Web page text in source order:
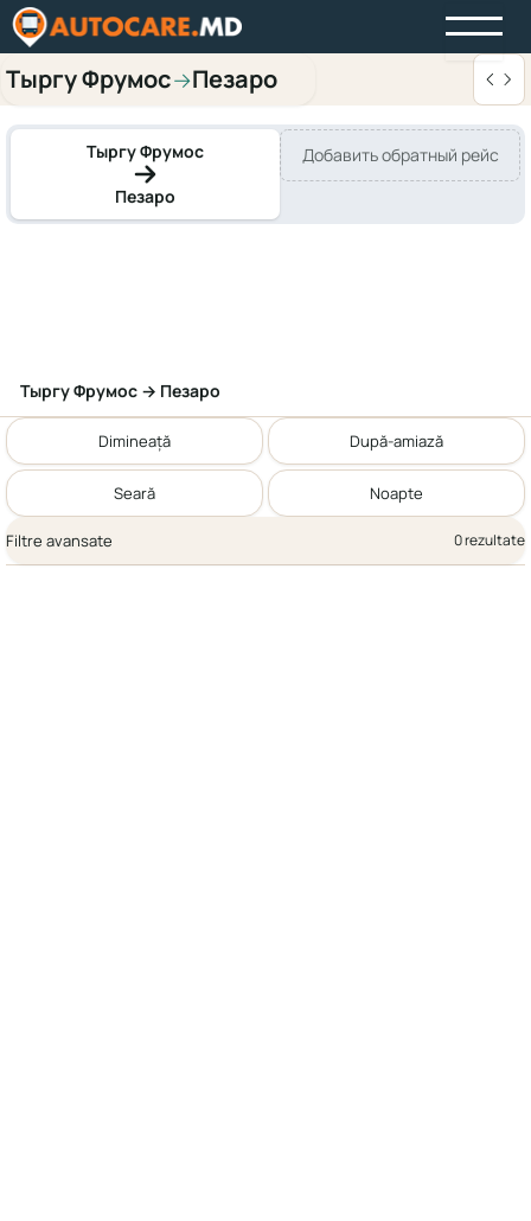
Тыргу Фрумос→Пезаро
Тыргу Фрумос
Пезаро
Добавить обратный рейс
Тыргу Фрумос → Пезаро
Dimineață După-amiază
Seară Noapte
Filtre avansate 0 rezultate